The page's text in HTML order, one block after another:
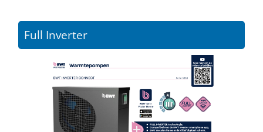
Full Inverter